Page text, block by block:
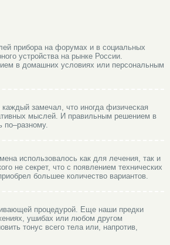
прибора на форумах и в социальных
устройства на рынке России.
в домашних условиях или персональным
замечал, что иногда физическая
мыслей. И правильным решением в
по–разному.
использовалось как для лечения, так и
не секрет, что с появлением технических
большее количество вариантов.
процедурой. Еще наши предки
ушибах или любом другом
тонус всего тела или, напротив,